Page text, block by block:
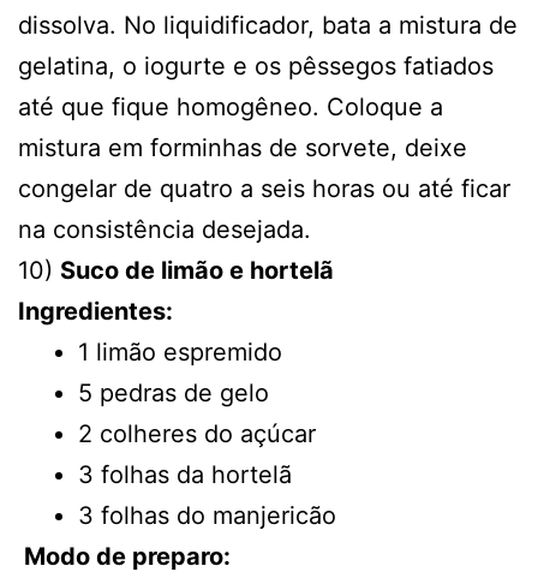
dissolva. No liquidificador, bata a mistura de
gelatina, o iogurte e os pêssegos fatiados
até que fique homogêneo. Coloque a
mistura em forminhas de sorvete, deixe
congelar de quatro a seis horas ou até ficar
na consistência desejada.
10) Suco de limão e hortelã
Ingredientes:
1 limão espremido
5 pedras de gelo
2 colheres do açúcar
3 folhas da hortelã
3 folhas do manjericão
Modo de preparo: